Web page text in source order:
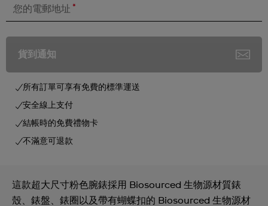
您的電郵地址 *
貨到通知
所有訂單可享有免費的標準運送
安全線上支付
結帳時的免費禮物卡
不滿意可退款
這款超大尺寸粉色腕錶採用 Biosourced 生物源材質錶
殼、錶盤、錶圈以及帶有蝴蝶扣的 Biosourced 生物源材